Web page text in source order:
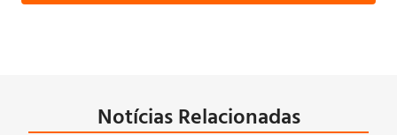
Notícias Relacionadas